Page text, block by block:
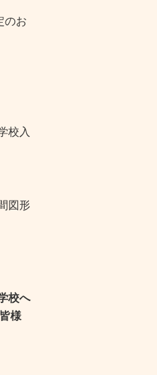
のお
校入
図形
校へ
様